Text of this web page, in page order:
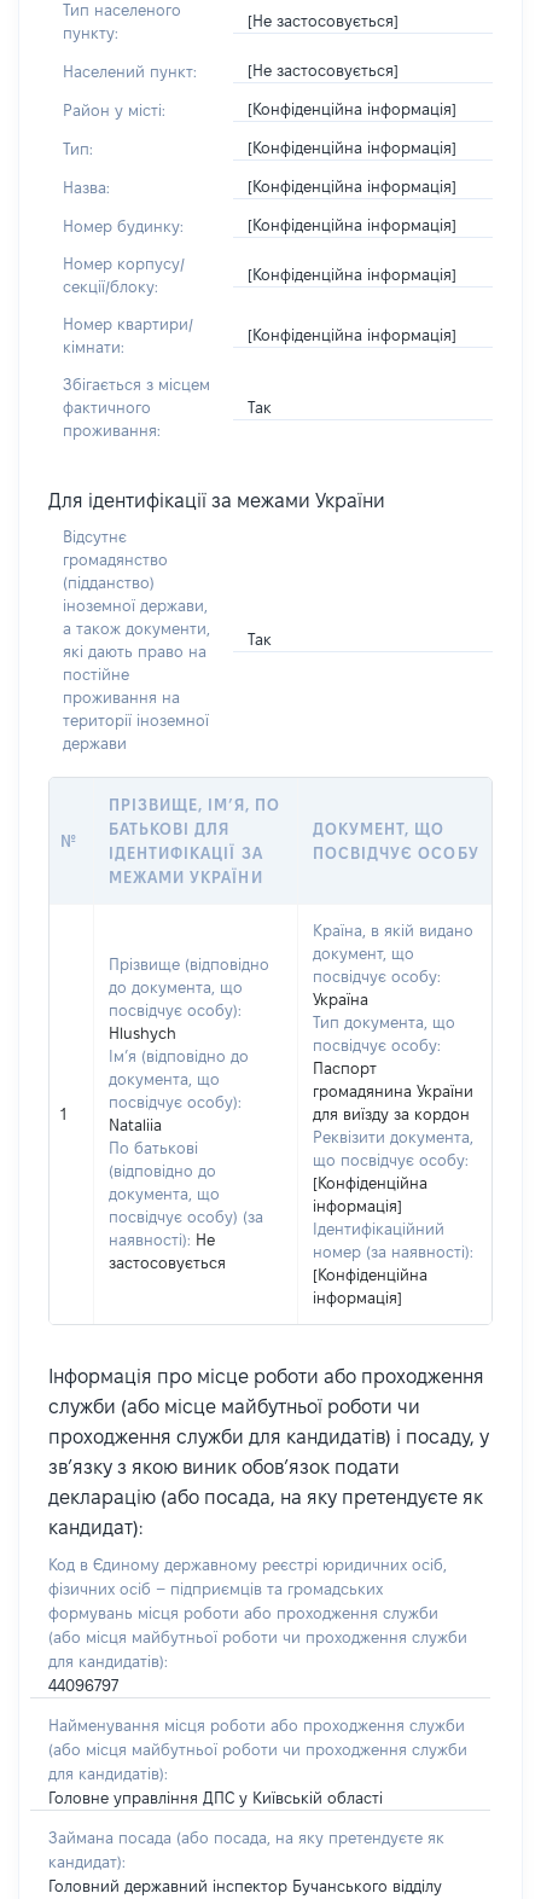
Тип населеного
пункту:
[Не застосовується]
Населений пункт: [Не застосовується]
Район у місті: [Конфіденційна інформація]
Тип: [Конфіденційна інформація]
Назва: [Конфіденційна інформація]
Номер будинку: [Конфіденційна інформація]
Номер корпусу/
секції/блоку:
[Конфіденційна інформація]
Номер квартири/
кімнати:
[Конфіденційна інформація]
Збігається з місцем
фактичного
проживання:
Так
Для ідентифікації за межами України
Відсутнє
громадянство
(підданство)
іноземної держави,
а також документи,
які дають право на
постійне
проживання на
території іноземної
держави
Так
№
ПРІЗВИЩЕ, ІМ’Я, ПО
БАТЬКОВІ ДЛЯ
ІДЕНТИФІКАЦІЇ ЗА
МЕЖАМИ УКРАЇНИ
ДОКУМЕНТ, ЩО
ПОСВІДЧУЄ ОСОБУ
1
Прізвище (відповідно
до документа, що
посвідчує особу):
Hlushych
Ім’я (відповідно до
документа, що
посвідчує особу):
Nataliia
По батькові
(відповідно до
документа, що
посвідчує особу) (за
наявності): Не
застосовується
Країна, в якій видано
документ, що
посвідчує особу:
Україна
Тип документа, що
посвідчує особу:
Паспорт
громадянина України
для виїзду за кордон
Реквізити документа,
що посвідчує особу:
[Конфіденційна
інформація]
Ідентифікаційний
номер (за наявності):
[Конфіденційна
інформація]
Інформація про місце роботи або проходження
служби (або місце майбутньої роботи чи
проходження служби для кандидатів) і посаду, у
зв’язку з якою виник обов’язок подати
декларацію (або посада, на яку претендуєте як
кандидат):
Код в Єдиному державному реєстрі юридичних осіб,
фізичних осіб – підприємців та громадських
формувань місця роботи або проходження служби
(або місця майбутньої роботи чи проходження служби
для кандидатів):
44096797
Найменування місця роботи або проходження служби
(або місця майбутньої роботи чи проходження служби
для кандидатів):
Головне управління ДПС у Київській області
Займана посада (або посада, на яку претендуєте як
кандидат):
Головний державний інспектор Бучанського відділу